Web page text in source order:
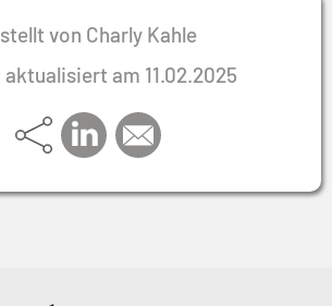
von Charly Kahle
am 11.02.2025